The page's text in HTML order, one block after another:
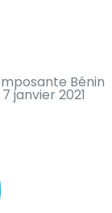
Bénin
janvier 2021